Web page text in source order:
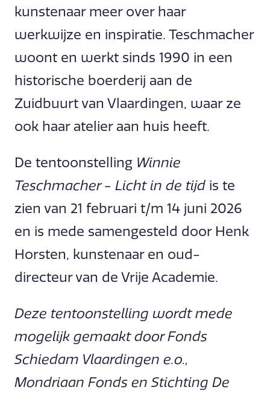
kunstenaar meer over haar
werkwijze en inspiratie. Teschmacher
woont en werkt sinds 1990 in een
historische boerderij aan de
Zuidbuurt van Vlaardingen, waar ze
ook haar atelier aan huis heeft.
De tentoonstelling Winnie
Teschmacher - Licht in de tijd is te
zien van 21 februari t/m 14 juni 2026
en is mede samengesteld door Henk
Horsten, kunstenaar en oud-
directeur van de Vrije Academie.
Deze tentoonstelling wordt mede
mogelijk gemaakt door Fonds
Schiedam Vlaardingen e.o.,
Mondriaan Fonds en Stichting De